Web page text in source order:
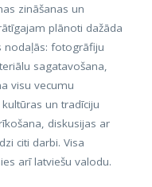
zināšanas un
plānoti dažāda
nodaļās: fotogrāfiju
sagatavošana,
visu vecumu
un tradīciju
diskusijas ar
citi darbi. Visa
arī latviešu valodu.